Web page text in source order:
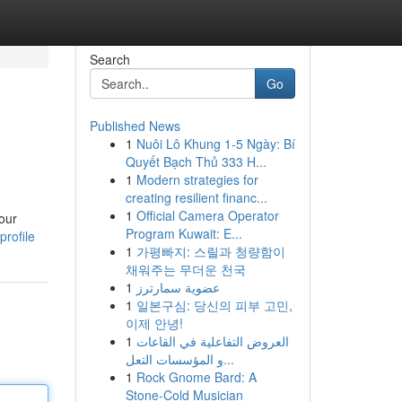
Search
Go
Published News
1 Nuôi Lô Khung 1-5 Ngày: Bí
Quyết Bạch Thủ 333 H...
1 Modern strategies for
creating resilient financ...
1 Official Camera Operator
Program Kuwait: E...
1 가평빠지: 스릴과 청량함이
채워주는 무더운 천국
1 عضوية سمارترز
1 일본구심: 당신의 피부 고민,
이제 안녕!
1 العروض التفاعلية في القاعات
و المؤسسات التعل...
1 Rock Gnome Bard: A
Stone-Cold Musician